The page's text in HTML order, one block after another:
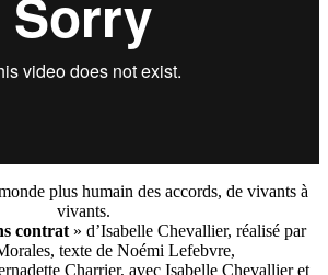
plus humain des accords, de vivants à
vivants.
contrat » d’Isabelle Chevallier, réalisé par
texte de Noémi Lefebvre,
Charrier, avec Isabelle Chevallier et